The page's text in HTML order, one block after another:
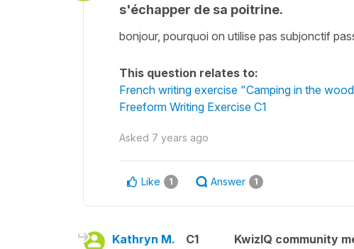
s'échapper de sa poitrine.
bonjour, pourquoi on utilise pas subjonctif
This question relates to:
French writing exercise "Camping in the
Freeform Writing Exercise C1
Asked 7 years ago
Like 1 Answer 1
Kathryn M. C1
KwizIQ community